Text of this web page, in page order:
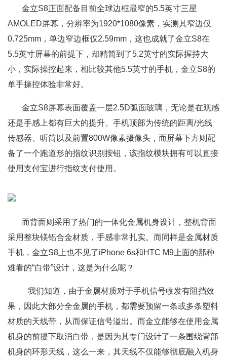
金立S8正面配备目前全球边框最窄的5.5英寸三星
AMOLED屏幕，分辨率为1920*1080像素，实测其窄边仅
0.725mm，单边窄边框仅2.59mm，这也成就了金立S8在
5.5英寸屏幕的前提下，却精简到了5.2英寸的实际握持大
小，实际操控起来，相比较其他5.5英寸的手机，金立S8的
单手操控体验非常好。
金立S8屏幕表面覆盖一层2.5D弧面玻璃，无论是在观感
还是手感上都有巨大的提升。手机顶部为传统的距离/光线
传感器、听筒以及前置800W像素摄像头，而屏幕下方则配
备了一个跑道形的指纹识别按钮，该指纹模块拥有可以直接
使用支付宝进行指纹支付使用。
而背面则采用了热门的一体化金属机身设计，整机背面
采用整块镁铝合金材质，手感非常扎实。而同样是金属材质
手机，金立S8上也不见了iPhone 6s和HTC M9上面的那种
难看的“白带”设计，这是为什么呢？
我们知道，由于金属材质对于手机信号收发有阻挡效
果，因此大部分全金属的手机，都需要预留一条或多条塑料
材质的天线带，从而保证信号溢出。而金立能够在使用金属
机身的前提下取消白带，是因为其专门设计了一条围绕背部
机身的环形天线，这么一来，其天线不仅能够彻底融入机身